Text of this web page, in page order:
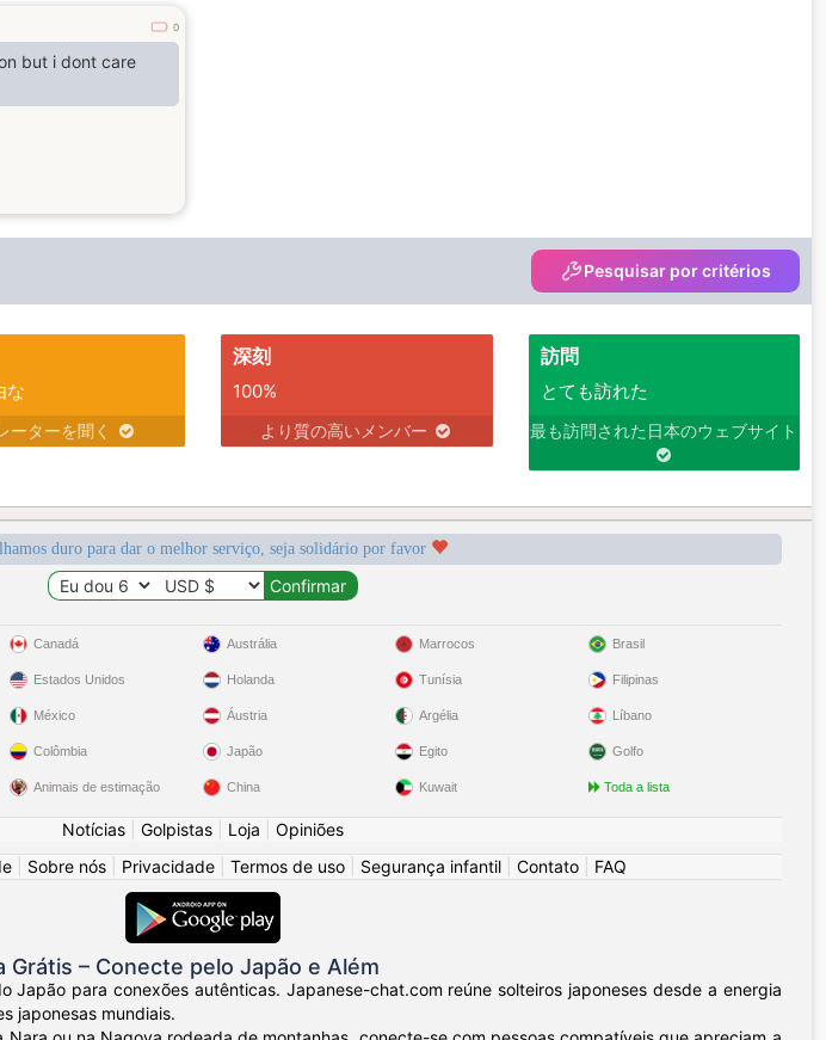
0
but i dont care
Pesquisar por critérios
な
ーターを聞く
深刻
100%
より質の高いメンバー
訪問
とても訪れた
最も訪問された日本のウェブサイト
duro para dar o melhor serviço, seja solidário por favor
Canadá
Estados Unidos
México
Colômbia
Animais de estimação
Austrália
Holanda
Áustria
Japão
China
Marrocos
Tunísia
Argélia
Egito
Kuwait
Brasil
Filipinas
Líbano
Golfo
Toda a lista
Notícias Golpistas Loja
Opiniões
Sobre nós Privacidade Termos de uso Segurança infantil Contato FAQ
– Conecte pelo Japão e Além
Japão para conexões autênticas. Japanese-chat.com reúne solteiros japoneses desde a energia
japonesas mundiais.